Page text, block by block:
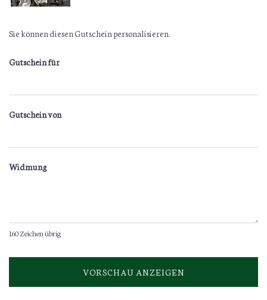
Sie können diesen Gutschein personalisieren.
Gutschein für
Gutschein von
Widmung
160Zeichen übrig
VORSCHAU ANZEIGEN